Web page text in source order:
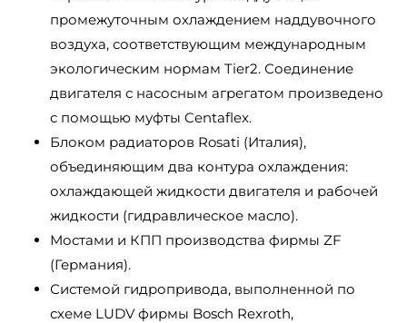
промежуточным охлаждением наддувочного
воздуха, соответствующим международным
экологическим нормам Tier2. Соединение
двигателя с насосным агрегатом произведено
с помощью муфты Centaflex.
Блоком радиаторов Rosati (Италия),
объединяющим два контура охлаждения:
охлаждающей жидкости двигателя и рабочей
жидкости (гидравлическое масло).
Мостами и КПП производства фирмы ZF
(Германия).
Системой гидропривода, выполненной по
схеме LUDV фирмы Bosch Rexroth,